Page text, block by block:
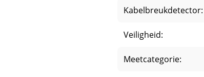
Kabelbreukdetector:
Veiligheid:
Meetcategorie: